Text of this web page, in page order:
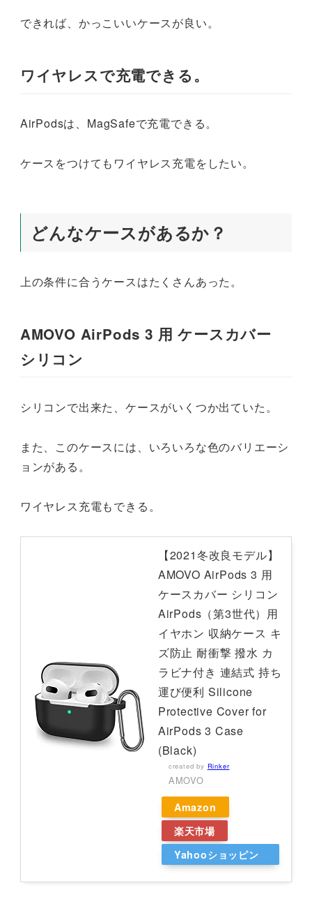
できれば、かっこいいケースが良い。
ワイヤレスで充電できる。
AirPodsは、MagSafeで充電できる。
ケースをつけてもワイヤレス充電をしたい。
どんなケースがあるか？
上の条件に合うケースはたくさんあった。
AMOVO AirPods 3 用 ケースカバー
シリコン
シリコンで出来た、ケースがいくつか出ていた。
また、このケースには、いろいろな色のバリエーシ
ョンがある。
ワイヤレス充電もできる。
【2021冬改良モデル】
AMOVO AirPods 3 用
ケースカバー シリコン
AirPods（第3世代）用
イヤホン 収納ケース キ
ズ防止 耐衝撃 撥水 カ
ラビナ付き 連結式 持ち
運び便利 Silicone
Protective Cover for
AirPods 3 Case
(Black)
created by Rinker
AMOVO
Amazon
楽天市場
Yahooショッピン